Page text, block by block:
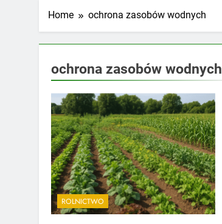
Home ochrona zasobów wodnych
ochrona zasobów wodnych
ROLNICTWO